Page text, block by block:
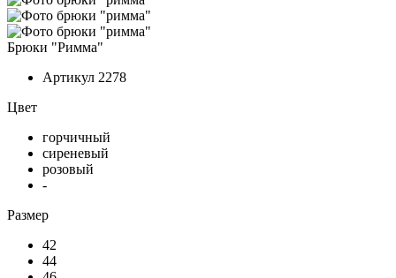
Брюки "Римма"
Артикул 2278
Цвет
горчичный
сиреневый
розовый
-
Размер
42
44